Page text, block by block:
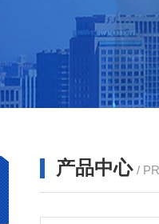
产品中心 /